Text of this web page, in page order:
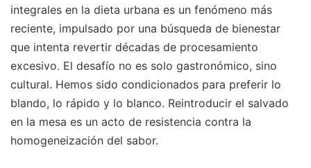
integrales en la dieta urbana es un fenómeno más
reciente, impulsado por una búsqueda de bienestar
que intenta revertir décadas de procesamiento
excesivo. El desafío no es solo gastronómico, sino
cultural. Hemos sido condicionados para preferir lo
blando, lo rápido y lo blanco. Reintroducir el salvado
en la mesa es un acto de resistencia contra la
homogeneización del sabor.